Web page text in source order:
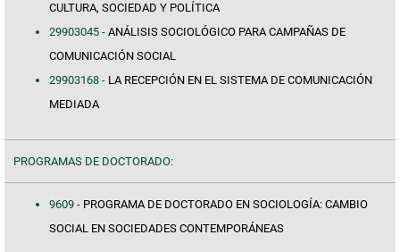
CULTURA, SOCIEDAD Y POLÍTICA
29903045 - ANÁLISIS SOCIOLÓGICO PARA CAMPAÑAS DE
COMUNICACIÓN SOCIAL
29903168 - LA RECEPCIÓN EN EL SISTEMA DE COMUNICACIÓN
MEDIADA
PROGRAMAS DE DOCTORADO:
9609 - PROGRAMA DE DOCTORADO EN SOCIOLOGÍA: CAMBIO
SOCIAL EN SOCIEDADES CONTEMPORÁNEAS